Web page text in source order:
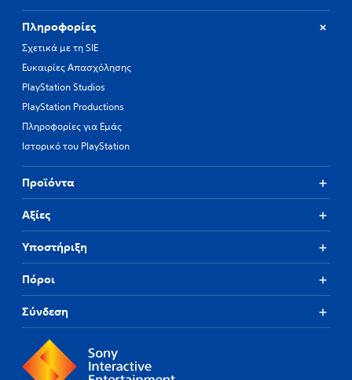
Πληροφορίες
Σχετικά με τη SIE
Ευκαιρίες Απασχόλησης
PlayStation Studios
PlayStation Productions
Πληροφορίες για Εμάς
Ιστορικό του PlayStation
Προϊόντα
Αξίες
Υποστήριξη
Πόροι
Σύνδεση